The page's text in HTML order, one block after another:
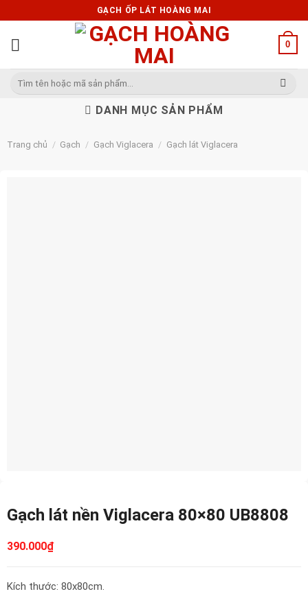
to
content
GẠCH ỐP LÁT HOÀNG MAI
0
Tìm
DANH MỤC SẢN PHẨM
Trang chủ / Gạch / Gạch Viglacera / Gạch lát Viglacera
Gạch lát nền Viglacera 80×80 UB8808
390.000₫
Kích thước: 80x80cm.